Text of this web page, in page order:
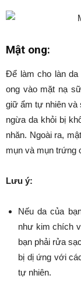
Mật ong:
Để làm cho làn da
ong vào mặt nạ
giữ ẩm tự nhiên và
ngừa da khỏi bị
nhăn. Ngoài ra,
mụn và mụn trứng
Lưu ý:
Nếu da của
như kim chích
bạn phải rửa
bị dị ứng với
tự nhiên.